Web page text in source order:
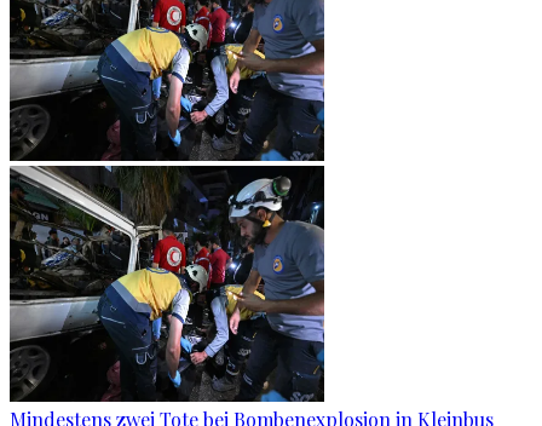
Mindestens zwei Tote bei Bombenexplosion in Kleinbus